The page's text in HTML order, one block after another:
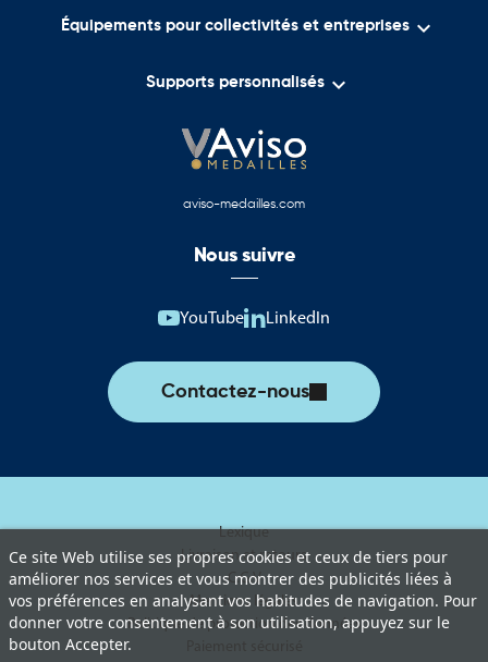
Équipements pour collectivités et entreprises 
Supports personnalisés 
Ce site Web utilise ses propres cookies et ceux de tiers pour
améliorer nos services et vous montrer des publicités liées à
vos préférences en analysant vos habitudes de navigation. Pour
donner votre consentement à son utilisation, appuyez sur le
bouton Accepter.
aviso-medailles.com
Nous suivre
YouTube LinkedIn
Contactez-nous
Lexique
Livraison et retours
C.G.V
Mentions légales
Politique de protection des données